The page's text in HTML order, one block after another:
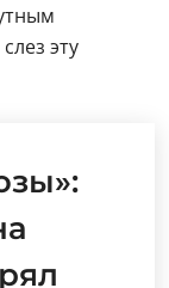
эту